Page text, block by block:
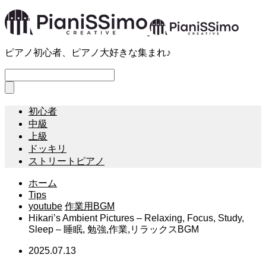
ピアノ初心者、ピアノ大好きな集まれ♪
初心者
中級
上級
ドッキリ
ストリートピアノ
ホーム
Tips
youtube 作業用BGM
Hikari’s Ambient Pictures – Relaxing, Focus, Study,
Sleep – 睡眠, 勉強,作業,リラックスBGM
2025.07.13